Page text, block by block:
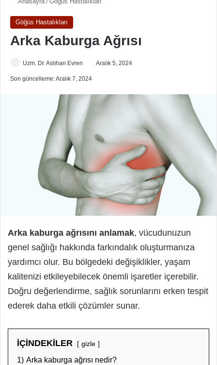
Göğüs Hastalıkları
Arka Kaburga Ağrısı
Uzm. Dr. Aslıhan Evren Aralık 5, 2024
Son güncelleme: Aralık 7, 2024
Arka kaburga ağrısını anlamak, vücudunuzun
genel sağlığı hakkında farkındalık oluşturmanıza
yardımcı olur. Bu bölgedeki değişiklikler, yaşam
kalitenizi etkileyebilecek önemli işaretler içerebilir.
Doğru değerlendirme, sağlık sorunlarını erken tespit
ederek daha etkili çözümler sunar.
İÇİNDEKİLER gizle
1) Arka kaburga ağrısı nedir?